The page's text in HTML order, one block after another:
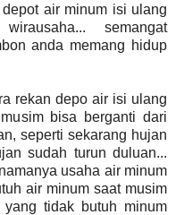
air minum isi ulang
semangat
anda memang hidup
rekan depo air isi ulang
bisa berganti dari
seperti sekarang hujan
sudah turun duluan...
usaha air minum
air minum saat musim
tidak butuh minum